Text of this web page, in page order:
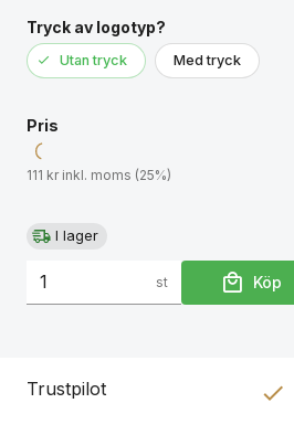
Tryck av logotyp?
Utan tryck Med tryck
Pris
111 kr inkl. moms (25%)
I lager
st Köp
Trustpilot